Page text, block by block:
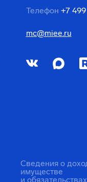
Телефон +7
mc@miee.ru
Сведения о
имуществе
и